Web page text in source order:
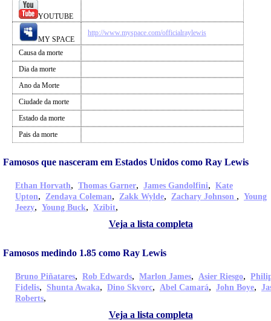
YOUTUBE
MY SPACE
http://www.myspace.com/officialraylewis
Causa da morte
Dia da morte
Ano da Morte
Ciudade da morte
Estado da morte
Pais da morte
Famosos que nasceram em Estados Unidos como Ray Lewis
Ethan Horvath, Thomas Garner, James Gandolfini, Kate
Upton, Zendaya Coleman, Zakk Wylde, Zachary Johnson , Young
Jeezy, Young Buck, Xzibit,
Veja a lista completa
Famosos medindo 1.85 como Ray Lewis
Bruno Piñatares, Rob Edwards, Marlon James, Asier Riesgo,
Fidelis, Shunta Awaka, Dino Skvorc, Abel Camará, John Boye,
Roberts,
Veja a lista completa